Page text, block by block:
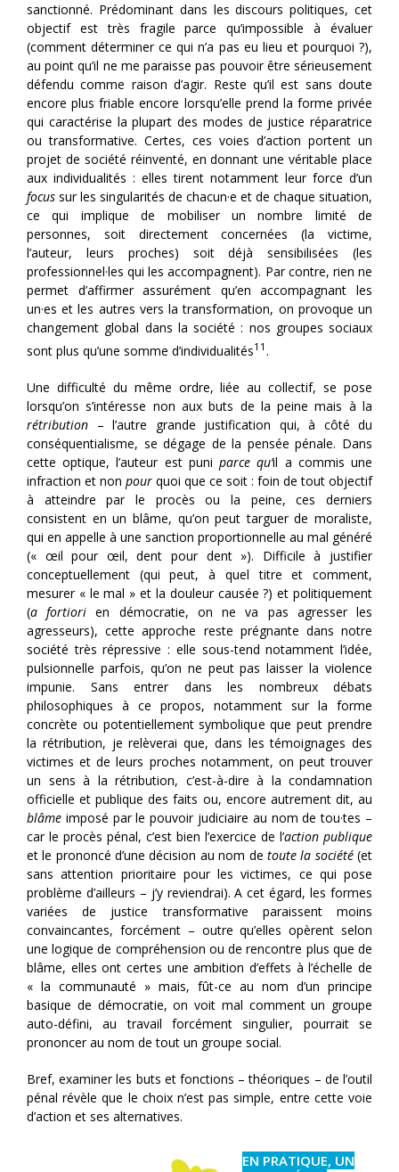
sanctionné. Prédominant dans les discours politiques, cet
objectif est très fragile parce qu’impossible à évaluer
(comment déterminer ce qui n’a pas eu lieu et pourquoi ?),
au point qu’il ne me paraisse pas pouvoir être sérieusement
défendu comme raison d’agir. Reste qu’il est sans doute
encore plus friable encore lorsqu’elle prend la forme privée
qui caractérise la plupart des modes de justice réparatrice
ou transformative. Certes, ces voies d’action portent un
projet de société réinventé, en donnant une véritable place
aux individualités : elles tirent notamment leur force d’un
focus sur les singularités de chacun·e et de chaque situation,
ce qui implique de mobiliser un nombre limité de
personnes, soit directement concernées (la victime,
l’auteur, leurs proches) soit déjà sensibilisées (les
professionnel·les qui les accompagnent). Par contre, rien ne
permet d’affirmer assurément qu’en accompagnant les
un·es et les autres vers la transformation, on provoque un
changement global dans la société : nos groupes sociaux
sont plus qu’une somme d’individualités11 .
Une difficulté du même ordre, liée au collectif, se pose
lorsqu’on s’intéresse non aux buts de la peine mais à la
rétribution – l’autre grande justification qui, à côté du
conséquentialisme, se dégage de la pensée pénale. Dans
cette optique, l’auteur est puniparce qu’il a commis une
infraction et non pour quoi que ce soit : foin de tout objectif
à atteindre par le procès ou la peine, ces derniers
consistent en un blâme, qu’on peut targuer de moraliste,
qui en appelle à une sanction proportionnelle au mal généré
(« œil pour œil, dent pour dent »). Difficile à justifier
conceptuellement (qui peut, à quel titre et comment,
mesurer « le mal » et la douleur causée ?) et politiquement
(a fortiori en démocratie, on ne va pas agresser les
agresseurs), cette approche reste prégnante dans notre
société très répressive : elle sous-tend notamment l’idée,
pulsionnelle parfois, qu’on ne peut pas laisser la violence
impunie. Sans entrer dans les nombreux débats
philosophiques à ce propos, notamment sur la forme
concrète ou potentiellement symbolique que peut prendre
la rétribution, je relèverai que, dans les témoignages des
victimes et de leurs proches notamment, on peut trouver
un sens à la rétribution, c’est-à-dire à la condamnation
officielle et publique des faits ou, encore autrement dit, au
blâme imposé par le pouvoir judiciaire au nom de tou·tes –
car le procès pénal, c’est bien l’exercice de l’action publique
et le prononcé d’une décision au nom de toute la société(et
sans attention prioritaire pour les victimes, ce qui pose
problème d’ailleurs – j’y reviendrai). A cet égard, les formes
variées de justice transformative paraissent moins
convaincantes, forcément – outre qu’elles opèrent selon
une logique de compréhension ou de rencontre plus que de
blâme, elles ont certes une ambition d’effets à l’échelle de
« la communauté » mais, fût-ce au nom d’un principe
basique de démocratie, on voit mal comment un groupe
auto-défini, au travail forcément singulier, pourrait se
prononcer au nom de tout un groupe social.
Bref, examiner les buts et fonctions – théoriques – de l’outil
pénal révèle que le choix n’est pas simple, entre cette voie
d’action et ses alternatives.
EN PRATIQUE, UN